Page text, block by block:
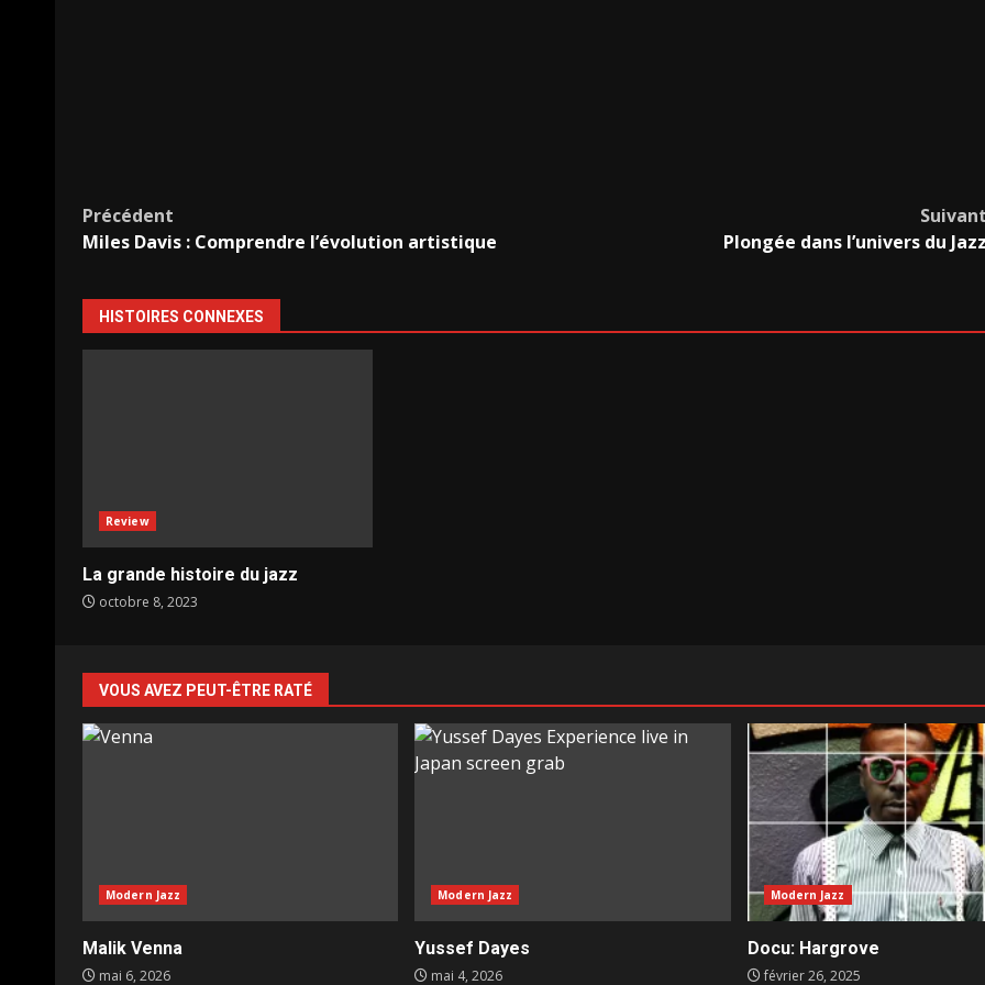
Navigation
Précédent
Miles Davis : Comprendre l’évolution artistique
Plongée dans l’univers du
HISTOIRES CONNEXES
Review
La grande histoire du jazz
octobre 8, 2023
VOUS AVEZ PEUT-ÊTRE RATÉ
Modern Jazz
Malik Venna
mai 6, 2026
Modern Jazz
Yussef Dayes
mai 4, 2026
Modern Jazz
Docu: Hargrove
février 26, 2025